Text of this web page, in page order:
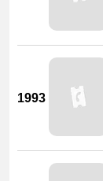
1993